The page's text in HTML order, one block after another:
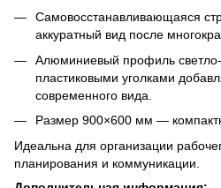
Самовосстанавливающаяся
аккуратный вид после
Алюминиевый профиль светло-
пластиковыми уголками
современного вида.
Размер 900×600 мм —
Идеальна для организации
планирования и коммуникации.